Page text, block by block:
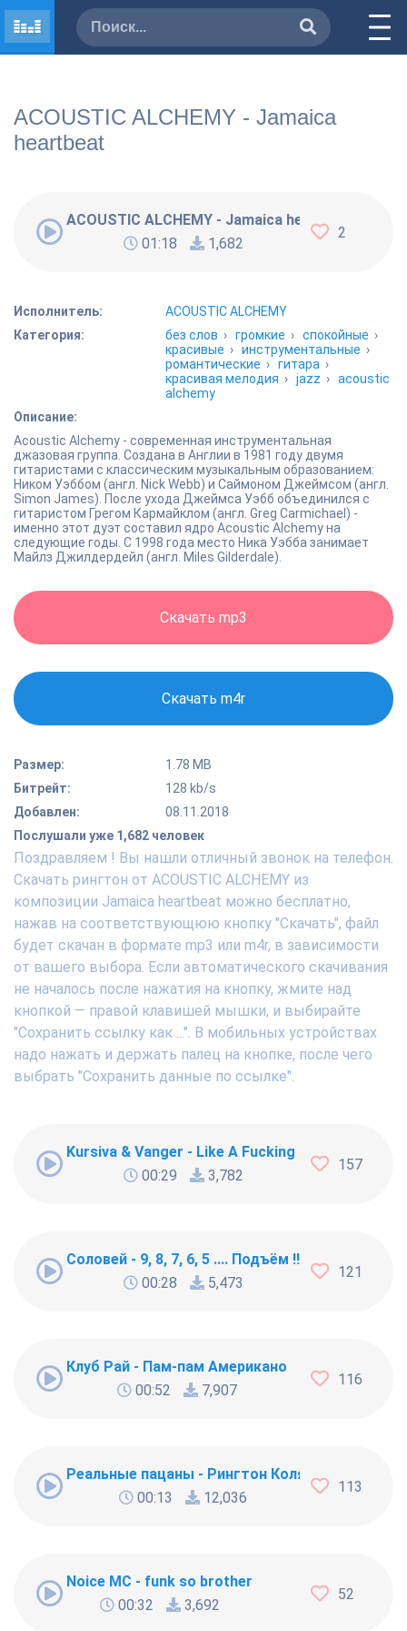
ACOUSTIC ALCHEMY - Jamaica
heartbeat
ACOUSTIC ALCHEMY - Jamaica heartbeat
01:18
1,682
2
Исполнитель:
ACOUSTIC ALCHEMY
Категория:
без слов ›громкие ›спокойные ›
красивые ›инструментальные ›
романтические ›гитара ›
красивая мелодия ›jazz ›acoustic
alchemy
Описание:
Acoustic Alchemy - современная инструментальная
джазовая группа. Создана в Англии в 1981 году двумя
гитаристами с классическим музыкальным образованием:
Ником Уэббом (англ. Nick Webb) и Саймоном Джеймсом (англ.
Simon James). После ухода Джеймса Уэбб объединился с
гитаристом Грегом Кармайклом (англ. Greg Carmichael) -
именно этот дуэт составил ядро Acoustic Alchemy на
следующие годы. С 1998 года место Ника Уэбба занимает
Майлз Джилдердейл (англ. Miles Gilderdale).
Скачать mp3
Скачать m4r
Размер:
1.78 MB
Битрейт:
128 kb/s
Добавлен:
08.11.2018
Послушали уже 1,682 человек
Поздравляем ! Вы нашли отличный звонок на телефон.
Скачать рингтон от ACOUSTIC ALCHEMY из
композиции Jamaica heartbeat можно бесплатно,
нажав на соответствующюю кнопку "Скачать", файл
будет скачан в формате mp3 или m4r, в зависимости
от вашего выбора. Если автоматического скачивания
не началось после нажатия на кнопку, жмите над
кнопкой — правой клавишей мышки, и выбирайте
"Сохранить ссылку как ...". В мобильных устройствах
надо нажать и держать палец на кнопке, после чего
выбрать "Сохранить данные по ссылке".
Kursiva & Vanger - Like A Fucking Newbie
00:29
3,782
157
Соловей - 9, 8, 7, 6, 5 .... Подъём !!!
00:28
5,473
121
Клуб Рай - Пам-пам Американо
00:52
7,907
116
Реальные пацаны - Рингтон Коляна
00:13
12,036
113
Noice MC - funk so brother
00:32
3,692
52